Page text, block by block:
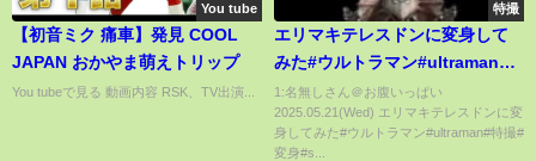
You tube
【初音ミク 痛車】発見 COOL
JAPAN おかやま萌えトリップ
You tubeで見る 動画内容 RSK、TV出演...
特撮
エリマキテレスドンに変身して
みた#ウルトラマン#ultraman#
特撮#変身#shorts
1:名無しさん＠お腹いっぱい
2025.05.21(Wed) エリマキテレスドンに変
身してみた#ウルトラマン#ultraman#特撮#
変身#s...